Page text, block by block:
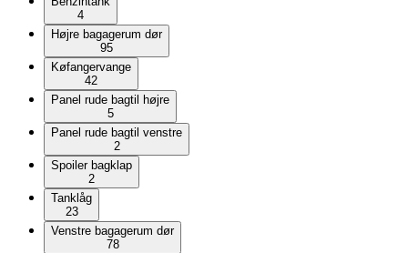
4
Højre bagagerum dør
95
Køfangervange
42
Panel rude bagtil højre
5
Panel rude bagtil venstre
2
Spoiler bagklap
2
Tanklåg
23
Venstre bagagerum dør
78